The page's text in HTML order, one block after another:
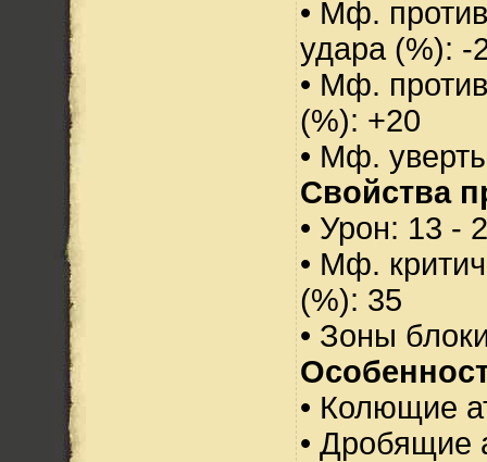
• Мф.
удара (%): -
• Мф.
(%): +20
• Мф.
Свойства
• Урон: 13 -
• Мф.
(%): 35
• Зоны
• Колющие
• Дробящие